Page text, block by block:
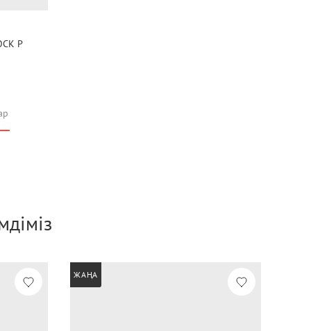
P
ЖАҢА